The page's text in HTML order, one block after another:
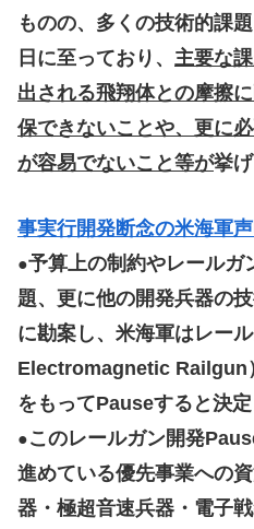
ものの、多くの技術的課
日に至っており、 主要な
出される飛翔体との摩擦
保できないことや、更に
が容易でないこと等が挙
事実行開発断念の米海軍
●予算上の制約やレールガ
題、更に他の開発兵器の
に勘案し、米海軍はレー
Electromagnetic Railgun
をもってPauseすると決
●このレールガン開発
進めている優先事業への
器・極超音速兵器・電子